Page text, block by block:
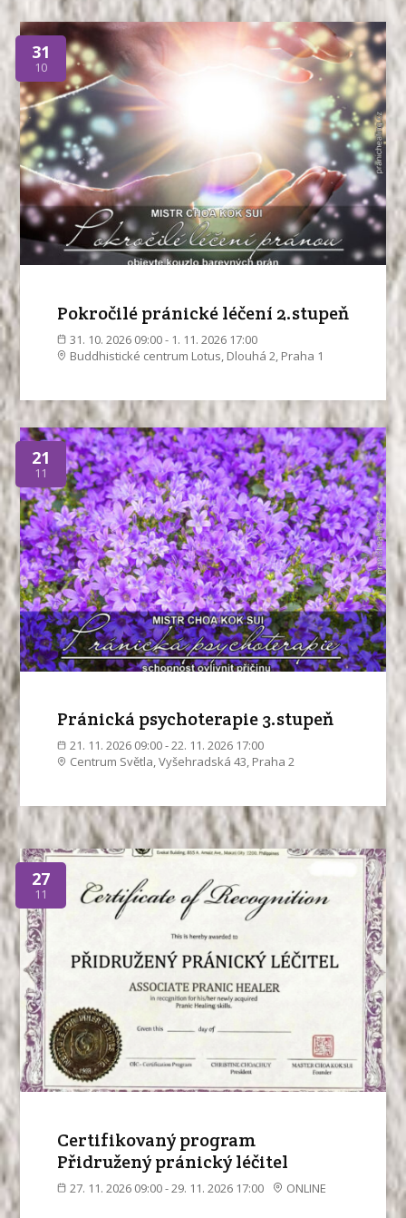
31
10
Pokročilé pránické léčení 2.stupeň
31. 10. 2026 09:00 - 1. 11. 2026 17:00
Buddhistické centrum Lotus, Dlouhá 2, Praha 1
21
11
Pránická psychoterapie 3.stupeň
21. 11. 2026 09:00 - 22. 11. 2026 17:00
Centrum Světla, Vyšehradská 43, Praha 2
27
11
Certifikovaný program
Přidružený pránický léčitel
27. 11. 2026 09:00 - 29. 11. 2026 17:00 ONLINE